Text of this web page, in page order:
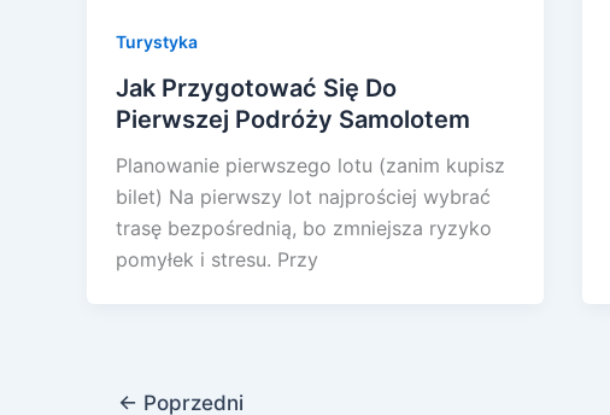
Turystyka
Jak Przygotować Się Do
Pierwszej Podróży Samolotem
Planowanie pierwszego lotu (zanim kupisz
bilet) Na pierwszy lot najprościej wybrać
trasę bezpośrednią, bo zmniejsza ryzyko
pomyłek i stresu. Przy
← Poprzedni